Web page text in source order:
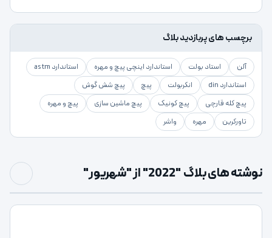
برچسب های پربازدید بلاگ
آلن استاد بولت استاندارد اینچی پیچ و مهره
استاندارد astm
استاندارد din
انکربولت پیچ
پیچ شش گوش
پیچ کله قارچی
پیچ کونیک پیچ ماشین سازی
پیچ و مهره
تاورکرین
مهره واشر
نوشته های بلاگ "2022" از "شهریور"